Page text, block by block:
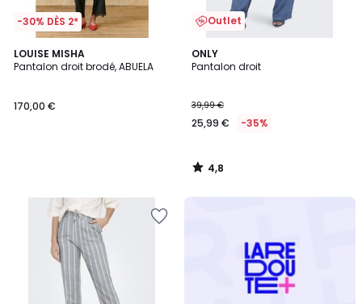
-30% DÈS 2*
LOUISE MISHA
Pantalon droit brodé, ABUELA
170,00 €
Outlet
ONLY
Pantalon droit
39,99 €
25,99 € -35%
4,8
/ 5
4,8
/